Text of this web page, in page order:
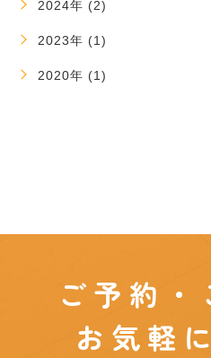
2024年 (2)
2023年 (1)
2020年 (1)
ご予約・
お気軽